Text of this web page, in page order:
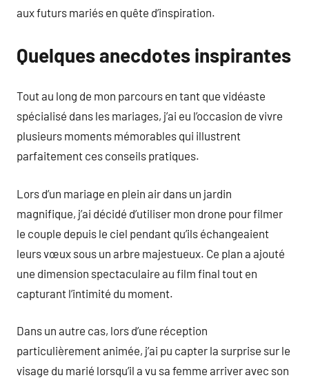
aux futurs mariés en quête d’inspiration.
Quelques anecdotes inspirantes
Tout au long de mon parcours en tant que vidéaste
spécialisé dans les mariages, j’ai eu l’occasion de vivre
plusieurs moments mémorables qui illustrent
parfaitement ces conseils pratiques.
Lors d’un mariage en plein air dans un jardin
magnifique, j’ai décidé d’utiliser mon drone pour filmer
le couple depuis le ciel pendant qu’ils échangeaient
leurs vœux sous un arbre majestueux. Ce plan a ajouté
une dimension spectaculaire au film final tout en
capturant l’intimité du moment.
Dans un autre cas, lors d’une réception
particulièrement animée, j’ai pu capter la surprise sur le
visage du marié lorsqu’il a vu sa femme arriver avec son